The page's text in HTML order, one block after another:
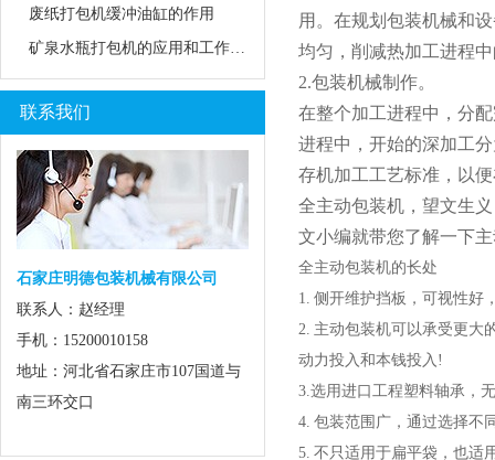
废纸打包机缓冲油缸的作用
联系我们
石家庄明德包装机械有限公司
联系人：赵经理
手机：15200010158
地址：河北省石家庄市107国道与
南三环交口
用。在规划包装机械和
均匀，削减热加工进程
2.包装机械制作。
在整个加工进程中，分
进程中，开始的深加工
存机加工工艺标准，以
全主动包装机，望文生
文小编就带您了解一下
全主动包装机的长处
1. 侧开维护挡板，可视性好
2. 主动包装机可以承受更大
动力投入和本钱投入!
3.选用进口工程塑料轴承，
4. 包装范围广，通过选择不
5. 不只适用于扁平袋，也适